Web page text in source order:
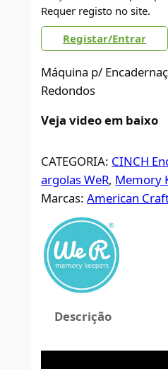
Requer registo no site.
Registar/Entrar
Máquina p/
Redondos
Veja video em baixo
CATEGORIA: CINCH
argolas WeR, Memory
Marcas:American
Descrição